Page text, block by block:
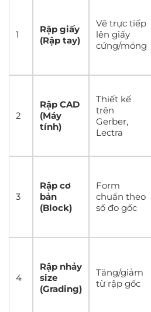
1
Rập giấy
(Rập tay)
Vẽ trực tiếp
lên giấy
cứng/mỏng
2
Rập CAD
(Máy
tính)
Thiết kế
trên
Gerber,
Lectra
3
Rập cơ
bản
(Block)
Form
chuẩn theo
số đo gốc
4
Rập nhảy
size
(Grading)
Tăng/giảm
từ rập gốc